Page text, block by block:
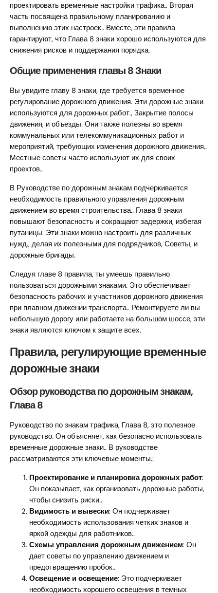
проектировать временные настройки трафика.. Вторая
часть посвящена правильному планированию и
выполнению этих настроек.. Вместе, эти правила
гарантируют, что Глава 8 знаки хорошо используются для
снижения рисков и поддержания порядка.
Общие применения главы 8 Знаки
Вы увидите главу 8 знаки, где требуется временное
регулирование дорожного движения. Эти дорожные знаки
используются для дорожных работ., Закрытие полосы
движения, и объезды. Они также полезны во время
коммунальных или телекоммуникационных работ и
мероприятий, требующих изменения дорожного движения..
Местные советы часто используют их для своих
проектов..
В Руководстве по дорожным знакам подчеркивается
необходимость правильного управления дорожным
движением во время строительства.. Глава 8 знаки
повышают безопасность и сокращают задержки, избегая
путаницы. Эти знаки можно настроить для различных
нужд., делая их полезными для подрядчиков, Советы, и
дорожные бригады.
Следуя главе 8 правила, ты умеешь правильно
пользоваться дорожными знаками. Это обеспечивает
безопасность рабочих и участников дорожного движения
при плавном движении транспорта.. Ремонтируете ли вы
небольшую дорогу или работаете на большом шоссе, эти
знаки являются ключом к защите всех.
Правила, регулирующие временные
дорожные знаки
Обзор руководства по дорожным знакам,
Глава 8
Руководство по знакам трафика, Глава 8, это полезное
руководство. Он объясняет, как безопасно использовать
временные дорожные знаки.. В руководстве
рассматриваются эти ключевые моменты.:
Проектирование и планировка дорожных работ:
Он показывает, как организовать дорожные работы,
чтобы снизить риски..
Видимость и вывески: Он подчеркивает
необходимость использования четких знаков и
яркой одежды для работников..
Схемы управления дорожным движением: Он
дает советы по управлению движением и
предотвращению пробок..
Освещение и освещение: Это подчеркивает
необходимость хорошего освещения в темных